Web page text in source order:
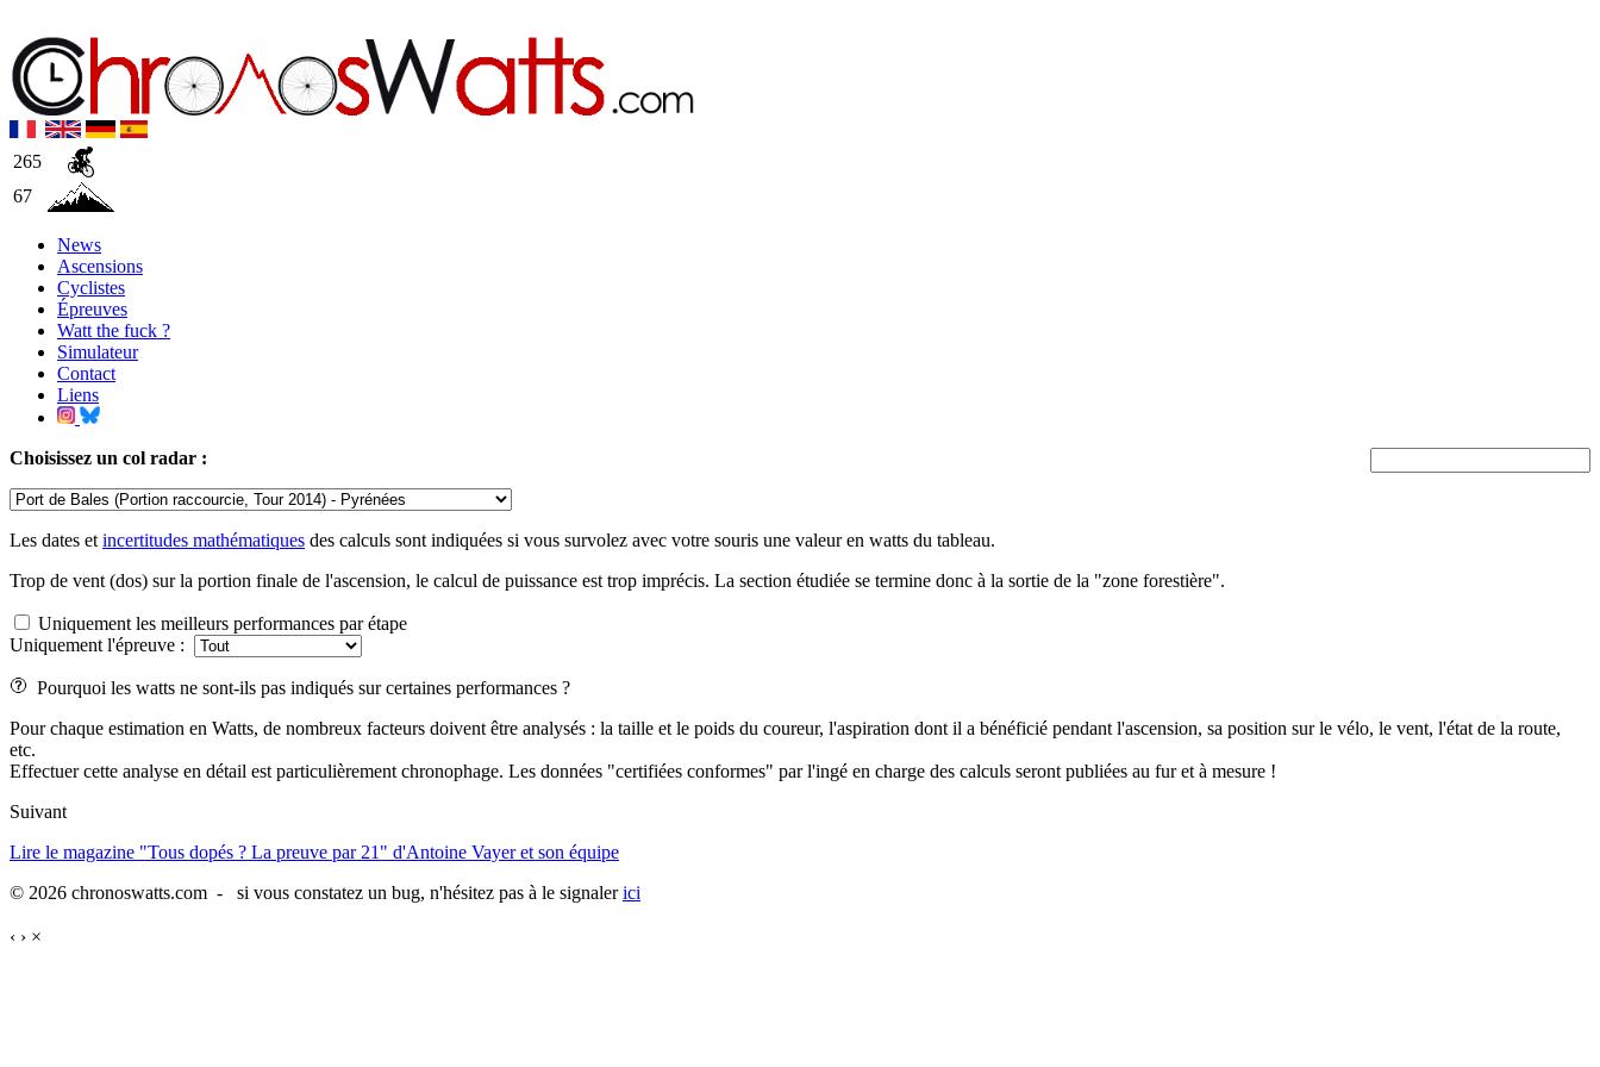
265
67
News
Ascensions
Cyclistes
Épreuves
Watt the fuck ?
Simulateur
Contact
Liens
Choisissez un col radar :
Les dates et incertitudes mathématiques des calculs sont indiquées si vous survolez avec votre souris une valeur en watts du tableau.
Trop de vent (dos) sur la portion finale de l'ascension, le calcul de puissance est trop imprécis. La section étudiée se termine donc à la sortie de la "zone forestière".
Uniquement les meilleurs performances par étape
Uniquement l'épreuve :
Pourquoi les watts ne sont-ils pas indiqués sur certaines performances ?
Pour chaque estimation en Watts, de nombreux facteurs doivent être analysés : la taille et le poids du coureur, l'aspiration dont il a bénéficié pendant l'ascension, sa position sur le vélo, le vent, l'état de la route,
etc.
Effectuer cette analyse en détail est particulièrement chronophage. Les données "certifiées conformes" par l'ingé en charge des calculs seront publiées au fur et à mesure !
Suivant
Lire le magazine "Tous dopés ? La preuve par 21" d'Antoine Vayer et son équipe
© 2026 chronoswatts.com - si vous constatez un bug, n'hésitez pas à le signalerici
‹ › ×